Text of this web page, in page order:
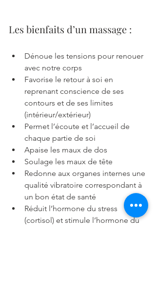
Les bienfaits d’un massage :
Dénoue les tensions pour renouer
avec notre corps
Favorise le retour à soi en
reprenant conscience de ses
contours et de ses limites
(intérieur/extérieur)
Permet l’écoute et l’accueil de
chaque partie de soi
Apaise les maux de dos
Soulage les maux de tête
Redonne aux organes internes une
qualité vibratoire correspondant à
un bon état de santé
Réduit l’hormone du stress
(cortisol) et stimule l’hormone du